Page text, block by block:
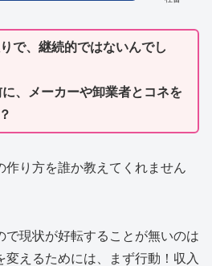
で、継続的ではないんでし
に、メーカーや卸業者とコネを
作り方を誰か教えてくれません
で現状が好転することが無いのは
えるためには、まず行動！収入